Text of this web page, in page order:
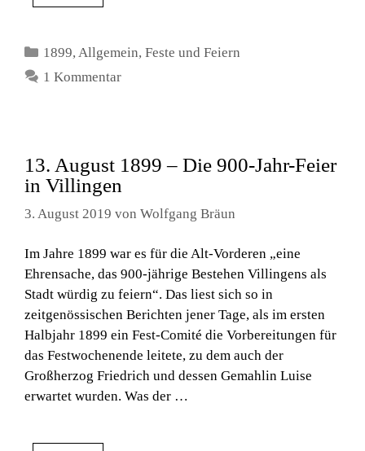
Kategorien
1899, Allgemein,Feste und Feiern
1 Kommentar
13. August 1899 – Die 900-Jahr-Feier
in Villingen
3. August 2019 von Wolfgang Bräun
Im Jahre 1899 war es für die Alt-Vorderen „eine
Ehrensache, das 900-jährige Bestehen Villingens als
Stadt würdig zu feiern“. Das liest sich so in
zeitgenössischen Berichten jener Tage, als im ersten
Halbjahr 1899 ein Fest-Comité die Vorbereitungen für
das Festwochenende leitete, zu dem auch der
Großherzog Friedrich und dessen Gemahlin Luise
erwartet wurden. Was der …